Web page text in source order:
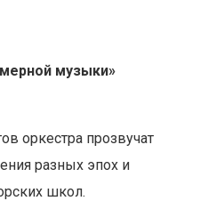
музыки»
оркестра прозвучат
разных эпох и
школ.